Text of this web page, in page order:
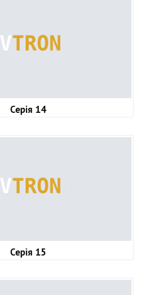
Серія 14
Серія 15